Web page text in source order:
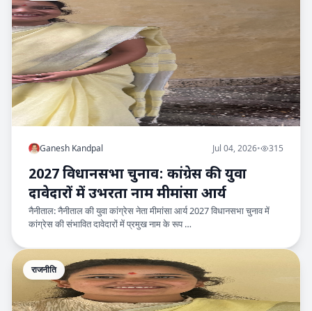
Ganesh Kandpal Jul 04, 2026• 315
2027 विधानसभा चुनाव: कांग्रेस की युवा
दावेदारों में उभरता नाम मीमांसा आर्य
नैनीताल: नैनीताल की युवा कांग्रेस नेता मीमांसा आर्य 2027 विधानसभा चुनाव में
कांग्रेस की संभावित दावेदारों में प्रमुख नाम के रूप …
राजनीति